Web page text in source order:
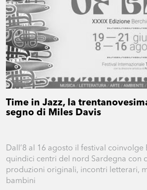
Time in Jazz, la
segno di Miles Davis
Dall’8 al 16 agosto il festival
quindici centri del nord Sardegna con
produzioni originali, incontri letterari,
bambini